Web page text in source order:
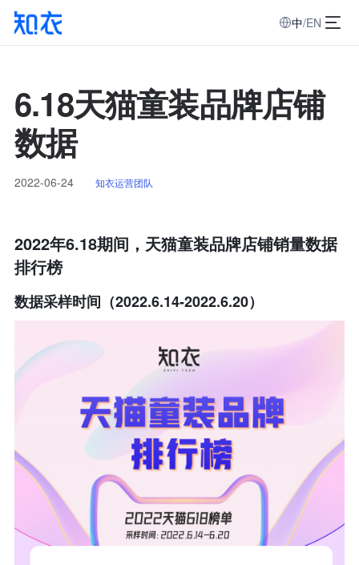
中/EN
6.18天猫童装品牌店铺
数据
2022-06-24 知衣运营团队
2022年6.18期间，天猫童装品牌店铺销量数据
排行榜
数据采样时间（2022.6.14-2022.6.20）